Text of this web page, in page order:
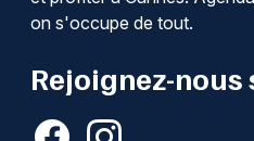
on s'occupe de tout.
Rejoignez-nous